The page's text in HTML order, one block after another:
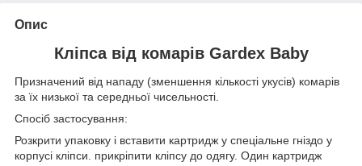
Опис
Кліпса від комарів Gardex Baby
Призначений від нападу (зменшення кількості укусів) комарів
за їх низької та середньої чисельності.
Спосіб застосування:
Розкрити упаковку і вставити картридж у спеціальне гніздо у
корпусі кліпси. прикріпити кліпсу до одягу. Один картридж